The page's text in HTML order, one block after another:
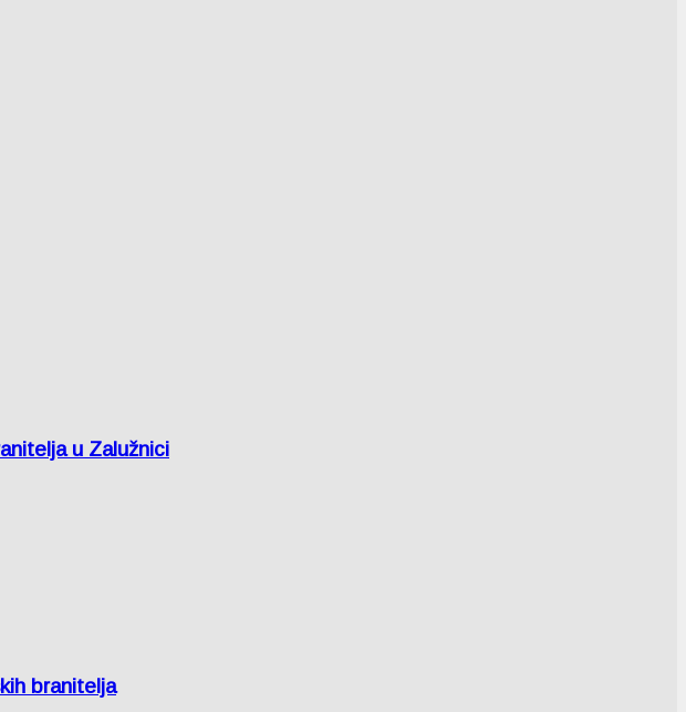
u Zalužnici
branitelja